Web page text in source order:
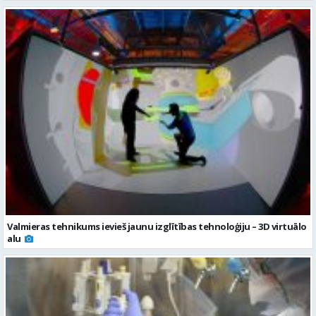
Valmieras tehnikums ievieš jaunu izglītības tehnoloģiju – 3D virtuālo
alu